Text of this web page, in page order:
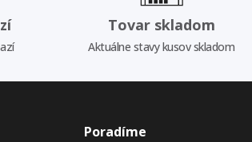
Tovar skladom
Aktuálne stavy kusov skladom
Poradíme